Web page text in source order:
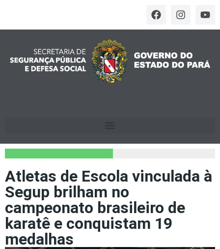
Atletas de Escola vinculada à
Segup brilham no
campeonato brasileiro de
karatê e conquistam 19
medalhas